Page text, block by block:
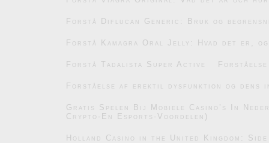
Forstå Diflucan Generic: Bruk og
Forstå Kamagra Oral Jelly: Hvad det er,
Forstå Tadalista Super Active
Forståelse af erektil dysfunktion og dens
Gratis Spelen Bij Mobiele Casino’s In
Crypto-En Esports-Voordelen)
Holland Casino in the United Kingdom: